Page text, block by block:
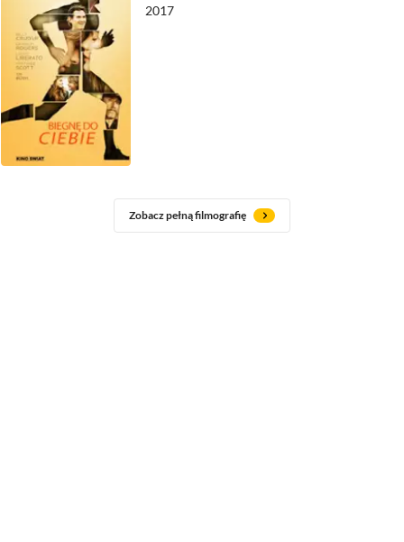
2017
Zobacz pełną filmografię